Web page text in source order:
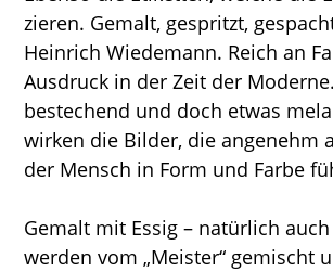
zieren. Gemalt, gespritzt,
Heinrich Wiedemann. Reich an
Ausdruck in der Zeit der
bestechend und doch etwas
wirken die Bilder, die angenehm
der Mensch in Form und Farbe
Gemalt mit Essig – natürlich
werden vom „Meister“ gemischt